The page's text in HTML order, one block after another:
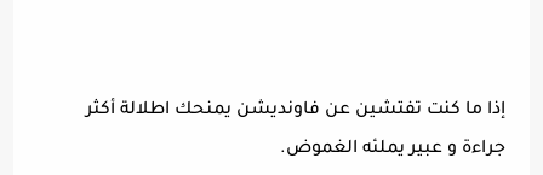
إذا ما كنت تفتشين عن فاونديشن يمنحك اطلالة أكثر
جراءة و عبير يملئه الغموض.